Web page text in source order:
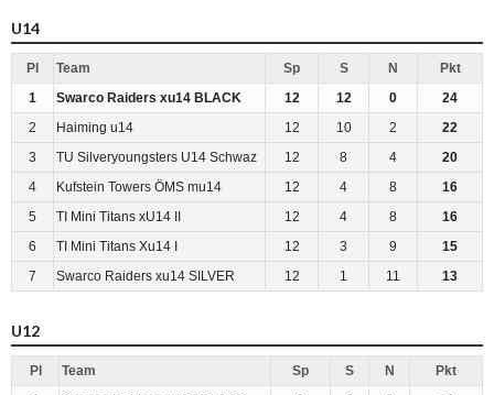
U14
Pl Team Sp S N
Pkt
1
Swarco Raiders xu14 BLACK 12 12 0
24
2
Haiming u14 12 10 2
22
3
TU Silveryoungsters U14 Schwaz 12 8 4
20
4
Kufstein Towers ÖMS mu14 12 4 8
16
5
TI Mini Titans xU14 II 12 4 8
16
6
TI Mini Titans Xu14 I 12 3 9
15
7
Swarco Raiders xu14 SILVER 12 1 11 13
U12
Pl Team Sp S N
Pkt